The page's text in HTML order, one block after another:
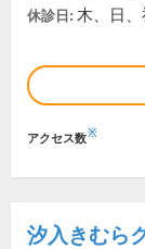
休診日: 木、日、
アクセス数※
汐入きむら